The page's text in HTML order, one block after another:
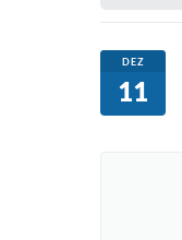
DEZ
11